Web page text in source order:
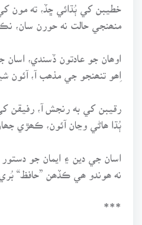
خطيبن کي ٻُڌائي ڇڏ، ته
منھنجي حالت نه حورن سان،
اوھان جو عادتون ڏسندي، اسان
اِھو تنھنجو جي مذھب آ، آئون
رقيبن کي به رنجش آ، رفيقن
ٻُڌا ھاڻي وڃان آئون، ڪھڙي
اسان جي دين ۽ ايمان جو دستور
نه ھوندو ھي ڪڏھن ”حافظ“
***